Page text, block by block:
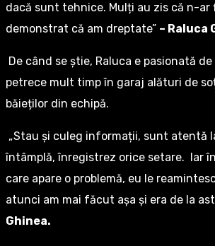
dacă sunt tehnice. Mulți au zis că n-ar
demonstrat că am dreptate” – Raluca
De când se știe, Raluca e pasionată
petrece mult timp în garaj alături de
băieților din echipă.
„Stau și culeg informații, sunt atentă
întâmplă, înregistrez orice setare. Iar
care apare o problemă, eu le
atunci am mai făcut așa și era de la
Ghinea.